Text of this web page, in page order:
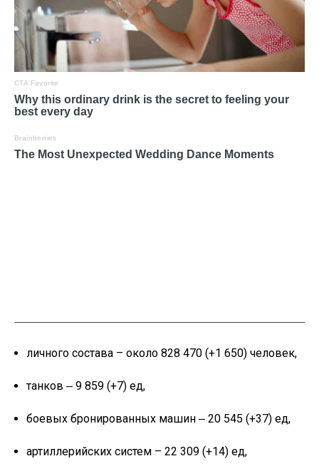
личного состава – около 828 470 (+1 650) человек,
танков ‒ 9 859 (+7) ед,
боевых бронированных машин ‒ 20 545 (+37) ед,
артиллерийских систем – 22 309 (+14) ед,